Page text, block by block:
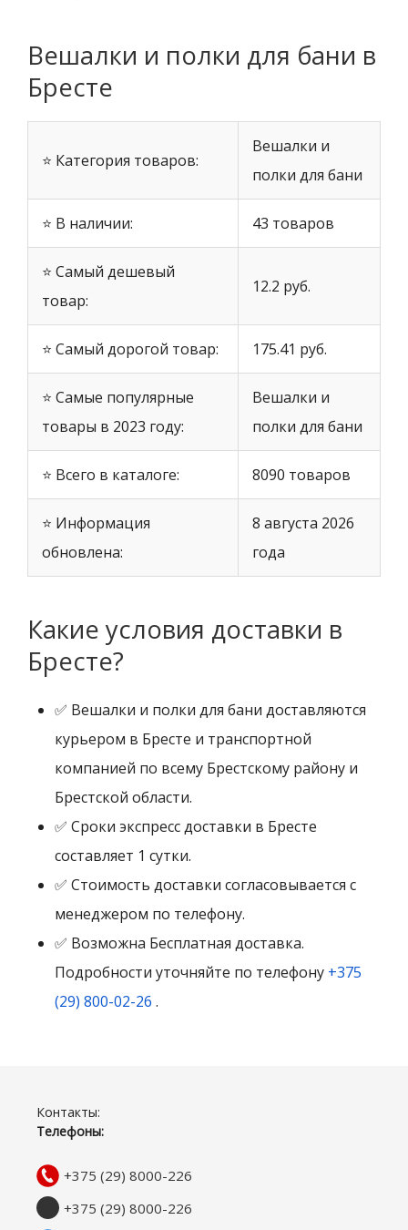
Вешалки и полки для бани в
Бресте
⭐ Категория товаров:
Вешалки и
полки для бани
⭐ В наличии: 43 товаров
⭐ Самый дешевый
товар:
12.2 руб.
⭐ Самый дорогой товар: 175.41 руб.
⭐ Самые популярные
товары в 2023 году:
Вешалки и
полки для бани
⭐ Всего в каталоге: 8090 товаров
⭐ Информация
обновлена:
8 августа 2026
года
Какие условия доставки в
Бресте?
✅ Вешалки и полки для бани доставляются
курьером в Бресте и транспортной
компанией по всему Брестскому району и
Брестской области.
✅ Сроки экспресс доставки в Бресте
составляет 1 сутки.
✅ Стоимость доставки согласовывается с
менеджером по телефону.
✅ Возможна Бесплатная доставка.
Подробности уточняйте по телефону +375
(29) 800-02-26 .
Контакты:
Телефоны:
+375 (29) 8000-226
+375 (29) 8000-226